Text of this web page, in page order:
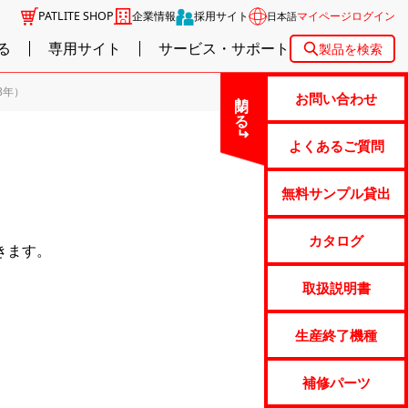
PATLITE SHOP 企業情報 採用サイト 日本語マイページログイン
専用サイト サービス・サポート 製品を検索
閉じる お問い合わせ
よくあるご質問
無料サンプル貸出
カタログ
取扱説明書
生産終了機種
補修パーツ
）
す。